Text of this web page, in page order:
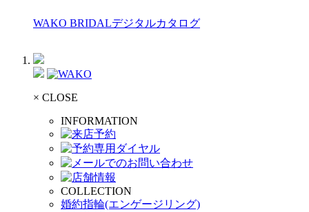
WAKO BRIDALデジタルカタログ
× CLOSE
INFORMATION
COLLECTION
婚約指輪(エンゲージリング)